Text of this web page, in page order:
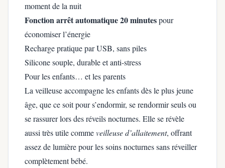
moment de la nuit
Fonction arrêt automatique 20 minutespour
économiser l’énergie
Recharge pratique par USB, sans piles
Silicone souple, durable et anti-stress
Pour les enfants… et les parents
La veilleuse accompagne les enfants dès le plus jeune
âge, que ce soit pour s’endormir, se rendormir seuls ou
se rassurer lors des réveils nocturnes. Elle se révèle
aussi très utile commeveilleuse d’allaitement, offrant
assez de lumière pour les soins nocturnes sans réveiller
complètement bébé.